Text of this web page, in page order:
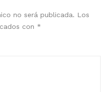
no será publicada. Los
con *